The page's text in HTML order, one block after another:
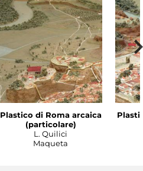
Plastico di Roma arcaica
(particolare)
L. Quilici
Maqueta